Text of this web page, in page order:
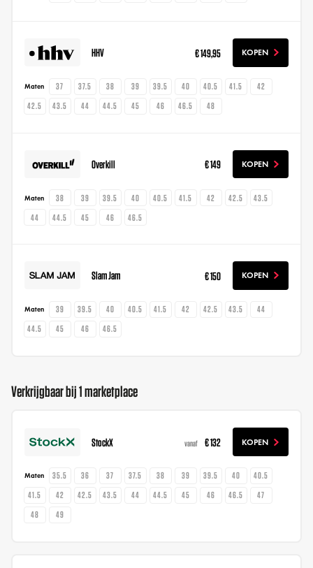
HHV € 149,95 KOPEN
Maten 37 37.5 38 39 39.5 40 40.5 41.5
42
42.5
43.5 44 44.5 45 46 46.5 48
Overkill € 149 KOPEN
Maten 38 39 39.5 40 40.5 41.5 42 42.5
43.5
44
44.5 45 46 46.5
Slam Jam € 150 KOPEN
Maten 39 39.5 40 40.5 41.5 42 42.5 43.5
44
44.5
45 46 46.5
Verkrijgbaar bij 1 marketplace
StockX vanaf € 132 KOPEN
Maten 35.5 36 37 37.5 38 39 39.5 40
40.5
41.5
42 42.5 43.5 44 44.5 45 46 46.5
47
48
49